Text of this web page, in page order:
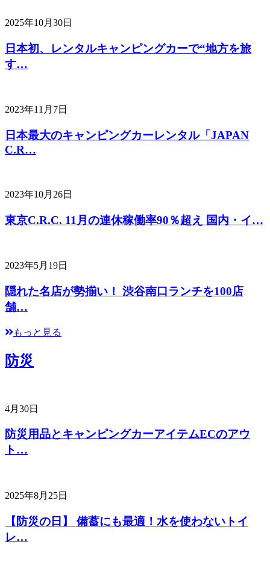
2025年10月30日
日本初、レンタルキャンピングカーで“地方を旅
す…
2023年11月7日
日本最大のキャンピングカーレンタル「JAPAN
C.R…
2023年10月26日
東京C.R.C. 11月の連休稼働率90％超え 国内・イ…
2023年5月19日
隠れた名店が勢揃い！ 渋谷南口ランチを100店
舗…
もっと見る
防災
4月30日
防災用品とキャンピングカーアイテムECのアウ
ト…
2025年8月25日
【防災の日】 備蓄にも最適！水を使わないトイ
レ…